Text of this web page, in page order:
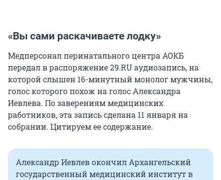
«Вы сами раскачиваете лодку»
Медперсонал перинатального центра АОКБ
передал в распоряжение 29.RU аудиозапись, на
которой слышен 16-минутный монолог мужчины,
голос которого похож на голос Александра
Иевлева. По заверениям медицинских
работников, эта запись сделана 11 января на
собрании. Цитируем ее содержание.
Александр Иевлев окончил Архангельский
государственный медицинский институт в